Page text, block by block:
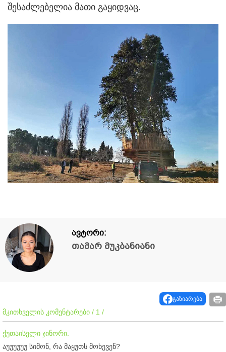
შესაძლებელია მათი გაყიდვაც.
ავტორი:
თამარ მუკბანიანი
გაზიარება
მკითხველის კომენტარები / 1 /
ქუთაისელი ჯინორი.
აუუუუუუ სიმონ, რა მაყუთს მოხევენ?